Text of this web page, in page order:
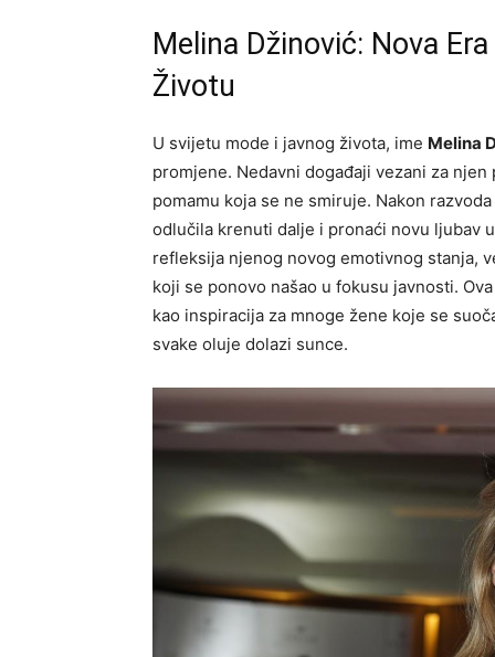
Melina Džinović: Nova
Životu
U svijetu mode i javnog života, ime Melina
promjene. Nedavni događaji vezani za
pomamu koja se ne smiruje. Nakon
odlučila krenuti dalje i pronaći novu ljubav
refleksija njenog novog emotivnog stanja,
koji se ponovo našao u fokusu javnosti.
kao inspiracija za mnoge žene koje se
svake oluje dolazi sunce.